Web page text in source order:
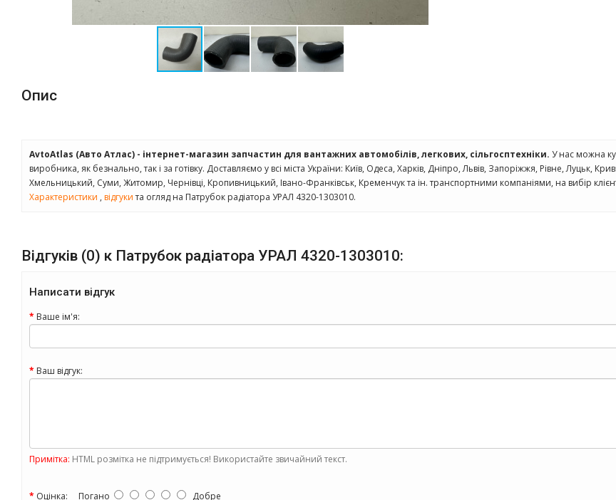
Опис
AvtoAtlas (Авто Атлас) - інтернет-магазин запчастин для вантажних автомобілів, легкових, сільгосптехніки. У нас можна
виробника, як безнально, так і за готівку. Доставляємо у всі міста України: Київ, Одеса, Харків, Дніпро, Львів, Запоріжжя, Рівне, Луцьк,
Хмельницький, Суми, Житомир, Чернівці, Кропивницький, Івано-Франківськ, Кременчук та ін. транспортними компаніями, на вибір
Характеристики , відгукита огляд на Патрубок радіатора УРАЛ 4320-1303010.
Відгуків (0) к Патрубок радіатора УРАЛ 4320-1303010:
Написати відгук
Ваше ім'я:
Ваш відгук:
Примітка: HTML розмітка не підтримується! Використайте звичайний текст.
Оцінка: Погано Добре